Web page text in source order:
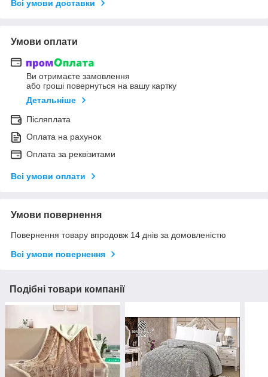
Всі умови доставки
Умови оплати
Ви отримаєте замовлення
або гроші повернуться на вашу картку
Детальніше
Післяплата
Оплата на рахунок
Оплата за реквізитами
Всі умови оплати
Умови повернення
Повернення товару впродовж 14 днів за домовленістю
Всі умови повернення
Подібні товари компанії